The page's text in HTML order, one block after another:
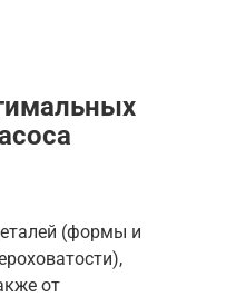
(формы и
от